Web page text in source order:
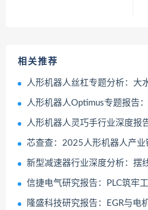
相关推荐
人形机器人丝杠专题分析：大
人形机器人Optimus专题报告：精密
人形机器人灵巧手行业深度报告：灵巧手
芯查查：2025人形机器人产业链
新型减速器行业深度分析：摆线减速器
信捷电气研究报告：PLC筑牢
隆盛科技研究报告：EGR与电机铁芯龙头，